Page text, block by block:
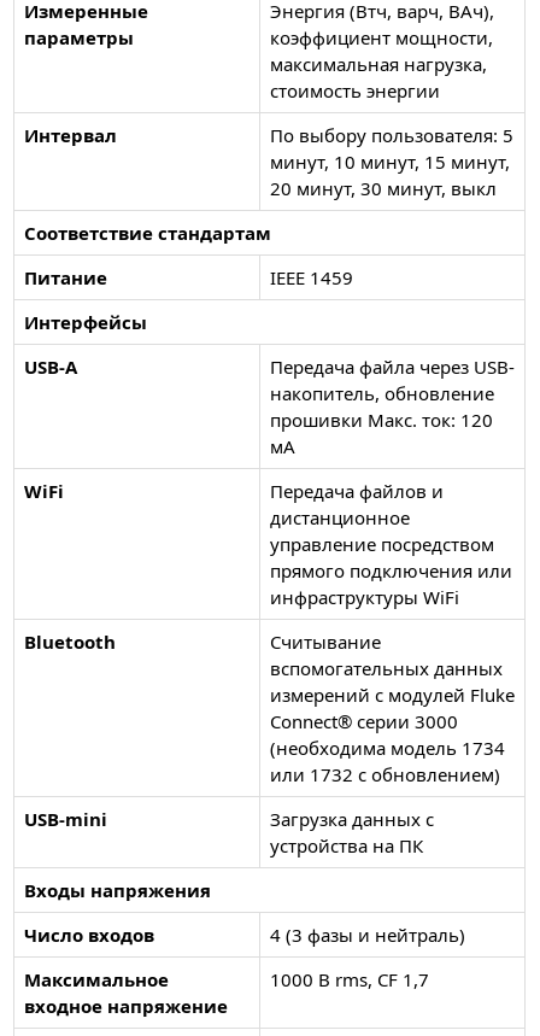
Измеренные
параметры
Энергия (Втч, варч, ВАч),
коэффициент мощности,
максимальная нагрузка,
стоимость энергии
Интервал
По выбору пользователя: 5
минут, 10 минут, 15 минут,
20 минут, 30 минут, выкл
Соответствие стандартам
Питание
IEEE 1459
Интерфейсы
USB-A
Передача файла через USB-
накопитель, обновление
прошивки Макс. ток: 120
мА
WiFi
Передача файлов и
дистанционное
управление посредством
прямого подключения или
инфраструктуры WiFi
Bluetooth
Считывание
вспомогательных данных
измерений с модулей Fluke
Connect® серии 3000
(необходима модель 1734
или 1732 с обновлением)
USB-mini
Загрузка данных с
устройства на ПК
Входы напряжения
Число входов
4 (3 фазы и нейтраль)
Максимальное
входное напряжение
1000 В rms, CF 1,7